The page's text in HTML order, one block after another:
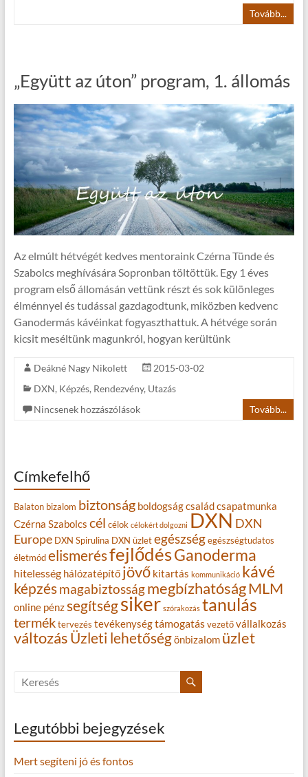
Tovább...
„Együtt az úton” program, 1. állomás
Az elmúlt hétvégét kedves mentoraink Czérna Tünde és
Szabolcs meghívására Sopronban töltöttük. Egy 1 éves
program első állomásán vettünk részt és sok különleges
élménnyel és tudással gazdagodtunk, miközben kedvenc
Ganodermás kávéinkat fogyaszthattuk. A hétvége során
kicsit meséltünk magunkról, hogyan kerültünk
Deákné Nagy Nikolett
2015-03-02
DXN, Képzés, Rendezvény, Utazás
Nincsenek hozzászólások
Tovább...
Címkefelhő
Balaton bizalom biztonság boldogságcsaládcsapatmunka
Czérna Szabolcs cél célok célokért dolgozni DXNDXN
Europe DXN Spirulina DXN üzlet egészség egészségtudatos
életmód elismerésfejlődésGanoderma
hitelesség hálózatépítő jövő kitartás kommunikáció kávé
képzésmagabiztosságmegbízhatóságMLM
online pénz segítségsiker szórakozás tanulás
termék tervezés tevékenységtámogatás vezető vállalkozás
változás Üzleti lehetőségönbizalom üzlet
Legutóbbi bejegyzések
Mert segíteni jó és fontos